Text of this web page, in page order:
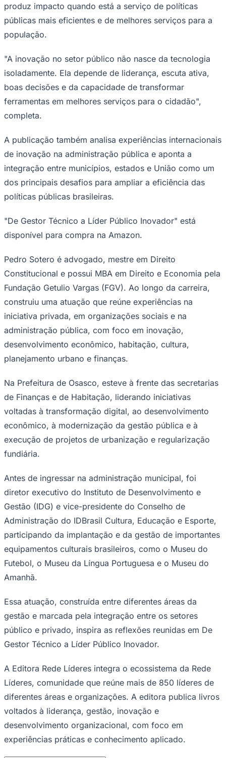
Goiás
Coritiba
Mirassol
produz impacto quando está a serviço de políticas
públicas mais eficientes e de melhores serviços para a
população.
"A inovação no setor público não nasce da tecnologia
isoladamente. Ela depende de liderança, escuta ativa,
boas decisões e da capacidade de transformar
ferramentas em melhores serviços para o cidadão",
completa.
A publicação também analisa experiências internacionais
de inovação na administração pública e aponta a
integração entre municípios, estados e União como um
dos principais desafios para ampliar a eficiência das
políticas públicas brasileiras.
"De Gestor Técnico a Líder Público Inovador" está
disponível para compra na Amazon.
Pedro Sotero é advogado, mestre em Direito
Constitucional e possui MBA em Direito e Economia pela
Fundação Getulio Vargas (FGV). Ao longo da carreira,
construiu uma atuação que reúne experiências na
iniciativa privada, em organizações sociais e na
administração pública, com foco em inovação,
desenvolvimento econômico, habitação, cultura,
planejamento urbano e finanças.
Na Prefeitura de Osasco, esteve à frente das secretarias
de Finanças e de Habitação, liderando iniciativas
voltadas à transformação digital, ao desenvolvimento
econômico, à modernização da gestão pública e à
execução de projetos de urbanização e regularização
fundiária.
Antes de ingressar na administração municipal, foi
diretor executivo do Instituto de Desenvolvimento e
Gestão (IDG) e vice-presidente do Conselho de
Administração do IDBrasil Cultura, Educação e Esporte,
participando da implantação e da gestão de importantes
equipamentos culturais brasileiros, como o Museu do
Futebol, o Museu da Língua Portuguesa e o Museu do
Amanhã.
Essa atuação, construída entre diferentes áreas da
gestão e marcada pela integração entre os setores
público e privado, inspira as reflexões reunidas em De
Gestor Técnico a Líder Público Inovador.
A Editora Rede Líderes integra o ecossistema da Rede
Líderes, comunidade que reúne mais de 850 líderes de
diferentes áreas e organizações. A editora publica livros
voltados à liderança, gestão, inovação e
desenvolvimento organizacional, com foco em
experiências práticas e conhecimento aplicado.